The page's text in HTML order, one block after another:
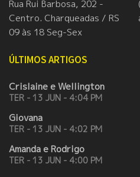
Rua Rui Barbosa, 202 -
Centro. Charqueadas / RS
09 às 18 Seg-Sex
ÚLTIMOS ARTIGOS
Crislaine e Wellington
TER - 13 JUN - 4:04 PM
Giovana
TER - 13 JUN - 4:02 PM
Amanda e Rodrigo
TER - 13 JUN - 4:00 PM